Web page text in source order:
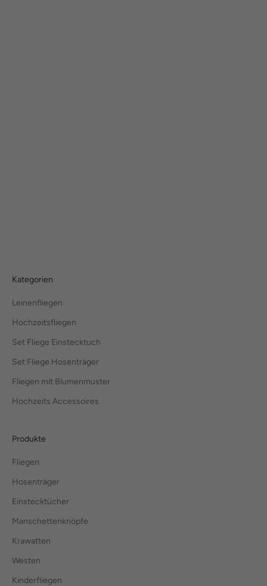
Kategorien
Leinenfliegen
Hochzeitsfliegen
Set Fliege Einstecktuch
Set Fliege Hosenträger
Fliegen mit Blumenmuster
Hochzeits Accessoires
Produkte
Fliegen
Hosenträger
Einstecktücher
Manschettenknöpfe
Krawatten
Westen
Kinderfliegen